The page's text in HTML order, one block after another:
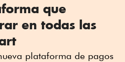
que
en todas las
plataforma de pagos